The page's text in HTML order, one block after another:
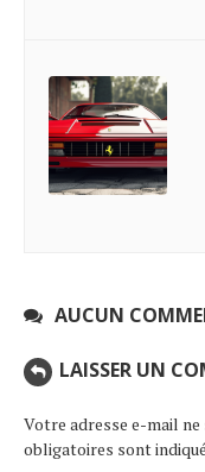
AUCUN
LAISSER UN
Votre adresse e-mail ne
obligatoires sont